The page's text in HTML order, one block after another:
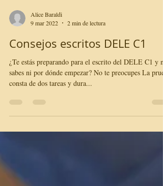
9 mar 2022
2 min de lectura
Consejos escritos DELE C1
¿Te estás preparando para el escrito del DELE C1 y no
sabes ni por dónde empezar? No te preocupes La